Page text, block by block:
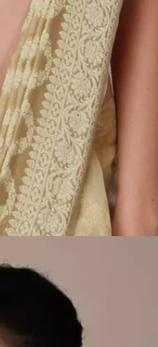
डिजाइन
इस तरीके के छोटे-छोटे
कैरी कर सकती हैं।